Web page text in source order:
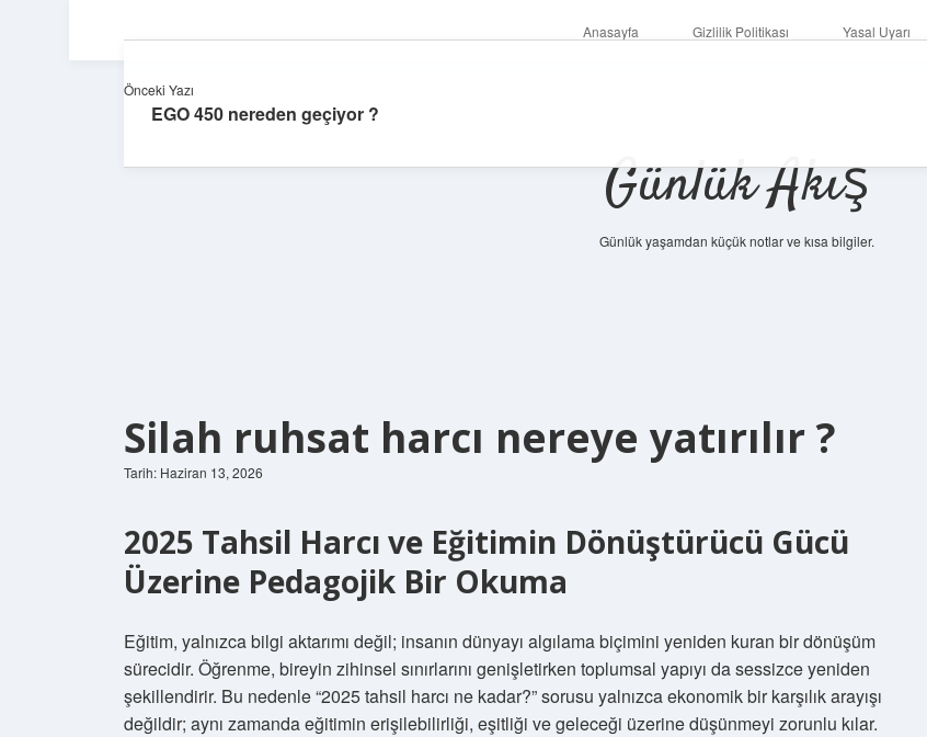
Anasayfa Gizlilik Politikası Yasal Uyarı
Günlük Akış
Günlük yaşamdan küçük notlar ve kısa bilgiler.
Silah ruhsat harcı nereye yatırılır ?
Tarih: Haziran 13, 2026
2025 Tahsil Harcı ve Eğitimin Dönüştürücü Gücü
Üzerine Pedagojik Bir Okuma
Eğitim, yalnızca bilgi aktarımı değil; insanın dünyayı algılama biçimini yeniden kuran bir dönüşüm
sürecidir. Öğrenme, bireyin zihinsel sınırlarını genişletirken toplumsal yapıyı da sessizce yeniden
şekillendirir. Bu nedenle “2025 tahsil harcı ne kadar?” sorusu yalnızca ekonomik bir karşılık arayışı
değildir; aynı zamanda eğitimin erişilebilirliği, eşitliği ve geleceği üzerine düşünmeyi zorunlu kılar.
Önceki Yazı
EGO 450 nereden geçiyor ?